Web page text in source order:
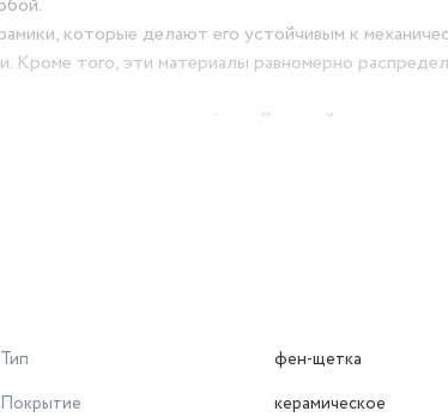
которые делают его устойчивым к
Кроме того, эти материалы равномерно
при создании причёсок. Длинный провод с
Тип
фен-щетка
Покрытие
керамическое